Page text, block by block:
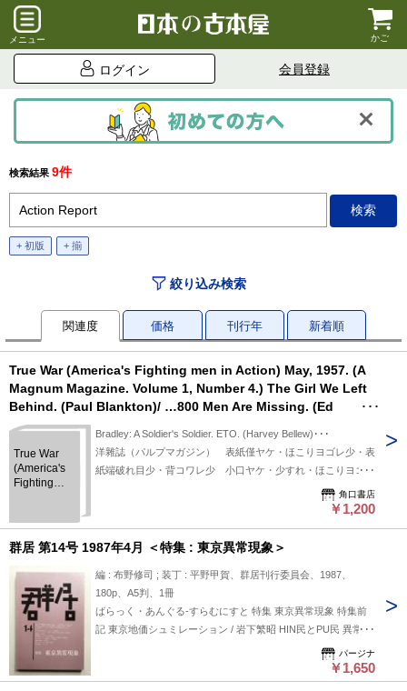
メニュー かご
ログイン 会員登録
検索結果 9件
+ 初版 + 揃
絞り込み検索
関連度 価格 刊行年 新着順
True War (America's Fighting men in Action) May, 1957. (A
Magnum Magazine. Volume 1, Number 4.) The Girl We Left
Behind. (Paul Blankton)/ …800 Men Are Missing. (Ed
Peavey)/ Massacre Valley. Attu and Kiska. (Edward M.
True War
(America's
Fighting
1957. (A
Magnum
Magazine.
Volume 1,
Number 4.)
The Girl We
Left Behind.
(Paul
Blankton)/
…800 Men
Are Missing.
Bradley: A Soldier's Soldier. ETO. (Harvey Bellew)･･･
洋雜誌（パルプマガジン） 表紙僅ヤケ・ほこりヨゴレ少・表
紙端破れ目少・背コワレ少 小口ヤケ・少すれ・ほこりヨゴレ
角口書店
￥1,200
群居 第14号 1987年4月 ＜特集 : 東京異常現象＞
編 : 布野修司 ; 装丁 : 平野甲賀、群居刊行委員会、1987、
180p、A5判、1冊
ばらっく・あんぐる-すらむにすと 特集 東京異常現象 特集前
記 東京地価シュミレーション / 岩下繁昭 HIN民とPU民 異常が
正常になる時 / 野辺公一 <群書類住>的「東京異常現象」 / 本浦
千代吉 東京ここが異常だ Y市S町異常ゾーンで考えた / 仲倉眉
子 東京の異常現象なるものについて / 松山巌 Silver Hut初期の
パージナ
￥1,650